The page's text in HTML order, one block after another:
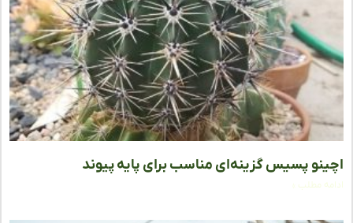
پسیس گزینه‌ای مناسب برای پایه پیوند
مطلب »